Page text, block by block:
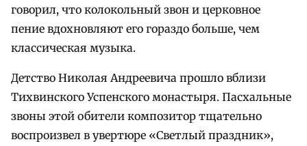
говорил, что колокольный звон и церковное
пение вдохновляют его гораздо больше, чем
классическая музыка.
Детство Николая Андреевича прошло вблизи
Тихвинского Успенского монастыря. Пасхальные
звоны этой обители композитор тщательно
воспроизвел в увертюре «Светлый праздник»,